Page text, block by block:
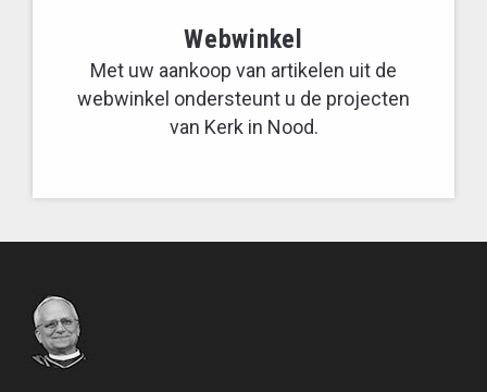
Webwinkel
Met uw aankoop van artikelen uit de
webwinkel ondersteunt u de projecten
van Kerk in Nood.